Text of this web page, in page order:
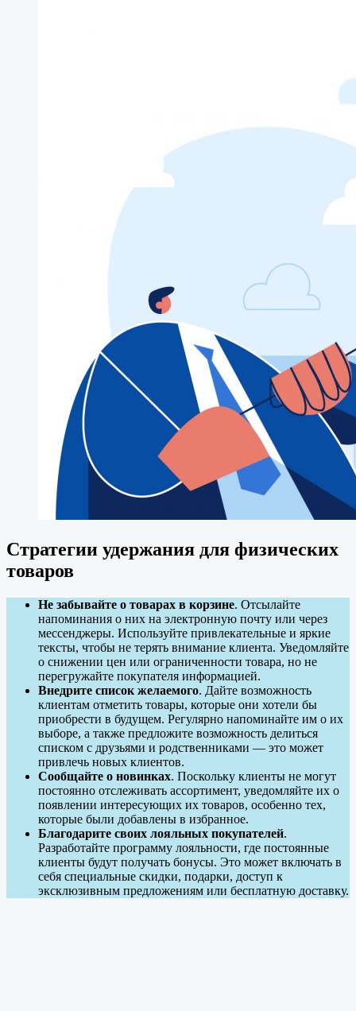
Стратегии удержания для физических
товаров
Не забывайте о товарах в корзине. Отсылайте
напоминания о них на электронную почту или через
мессенджеры. Используйте привлекательные и яркие
тексты, чтобы не терять внимание клиента. Уведомляйте
о снижении цен или ограниченности товара, но не
перегружайте покупателя информацией.
Внедрите список желаемого. Дайте возможность
клиентам отметить товары, которые они хотели бы
приобрести в будущем. Регулярно напоминайте им о их
выборе, а также предложите возможность делиться
списком с друзьями и родственниками — это может
привлечь новых клиентов.
Сообщайте о новинках. Поскольку клиенты не могут
постоянно отслеживать ассортимент, уведомляйте их о
появлении интересующих их товаров, особенно тех,
которые были добавлены в избранное.
Благодарите своих лояльных покупателей.
Разработайте программу лояльности, где постоянные
клиенты будут получать бонусы. Это может включать в
себя специальные скидки, подарки, доступ к
эксклюзивным предложениям или бесплатную доставку.